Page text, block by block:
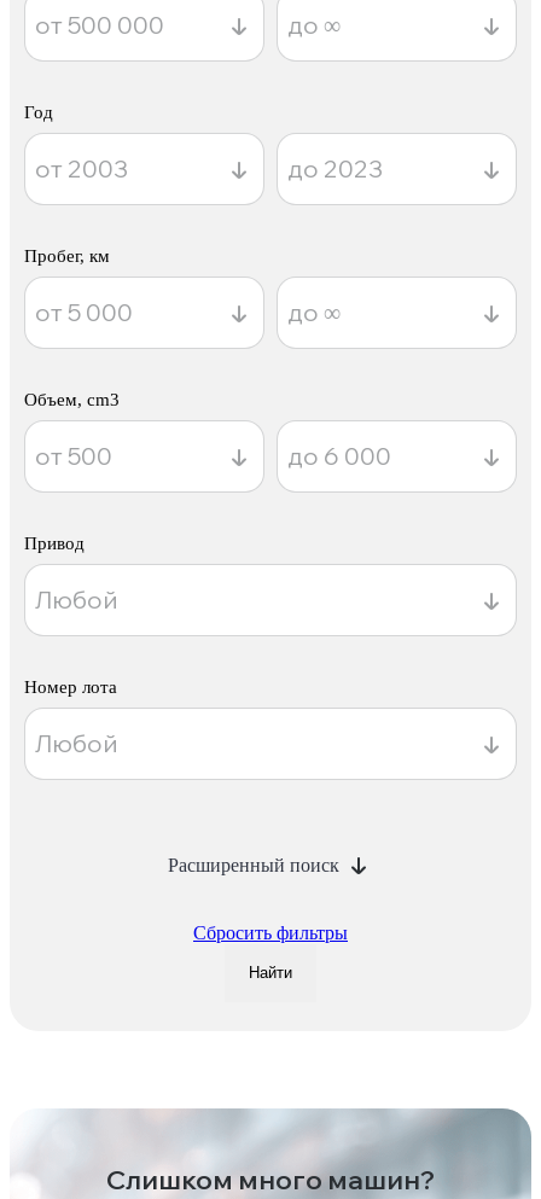
Год
Пробег, км
Объем, cm3
Привод
Номер лота
Расширенный поиск
Сбросить фильтры
Найти
Слишком много машин?